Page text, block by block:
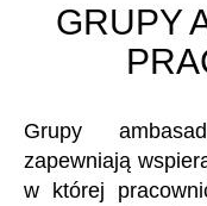
GRUPY
Grupy
zapewniają
w której